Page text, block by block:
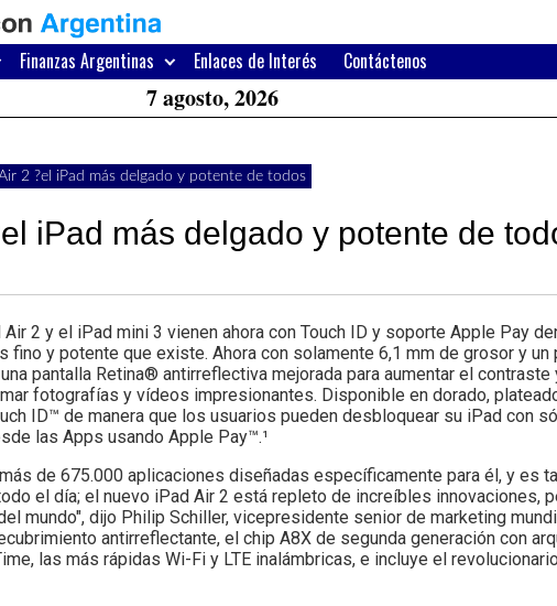
Area
Finanzas Argentinas Enlaces de Interés Contáctenos
7 agosto, 2026
2 ?el iPad más delgado y potente de todos
iPad más delgado y potente de
2 y el iPad mini 3 vienen ahora con Touch ID y soporte Apple Pay
y potente que existe. Ahora con solamente 6,1 mm de grosor y un
pantalla Retina® antirreflectiva mejorada para aumentar el contraste
fotografías y vídeos impresionantes. Disponible en dorado,
ID™ de manera que los usuarios pueden desbloquear su iPad con
las Apps usando Apple Pay™.¹
de 675.000 aplicaciones diseñadas específicamente para él, y es
el día; el nuevo iPad Air 2 está repleto de increíbles innovaciones,
mundo", dijo Philip Schiller, vicepresidente senior de marketing
antirreflectante, el chip A8X de segunda generación con
las más rápidas Wi-Fi y LTE inalámbricas, e incluye el